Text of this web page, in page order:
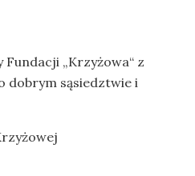
„Krzyżowa“ z
dobrym sąsiedztwie i